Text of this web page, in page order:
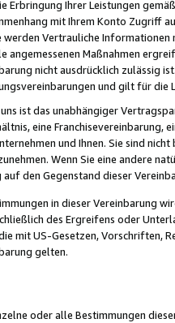
Erbringung Ihrer Leistungen
mit Ihrem Konto
werden Vertrauliche
angemessenen Maßnahmen
nicht ausdrücklich zulässig
und gilt für die
ist das unabhängiger
eine Franchisevereinbarung,
und Ihnen. Sie sind
Wenn Sie eine andere
den Gegenstand dieser
in dieser Vereinbarung
des Ergreifens oder
mit US-Gesetzen, Vorschriften,
gelten.
oder alle Bestimmungen